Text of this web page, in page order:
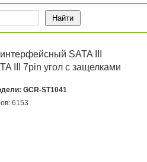
SATA III
III 7pin угол с защелками
GCR-ST1041
6153